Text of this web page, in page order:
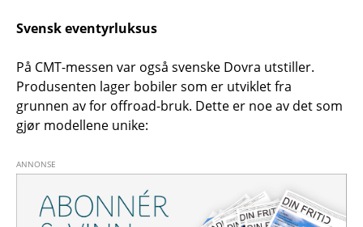
Svensk eventyrluksus
På CMT-messen var også svenske Dovra utstiller.
Produsenten lager bobiler som er utviklet fra
grunnen av for offroad-bruk. Dette er noe av det som
gjør modellene unike: